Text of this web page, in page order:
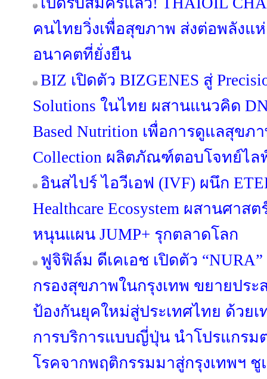
คนไทยวิ่งเพื่อสุขภาพ ส่งต่อพลังแ
อนาคตที่ยั่งยืน
BIZ เปิดตัว BIZGENES สู่
Solutions ในไทย ผสานแนวคิด
Based Nutrition เพื่อการดูแลสุขภ
Collection ผลิตภัณฑ์ตอบโจทย์ไล
อินสไปร์ ไอวีเอฟ (IVF) ผนึก
Healthcare Ecosystem ผสานศาสต
หนุนแผน JUMP+ รุกตลาดโลก
ฟูจิฟิล์ม ดีเคเอช เปิดตัว
กรองสุขภาพในกรุงเทพ ขยายปร
ป้องกันยุคใหม่สู่ประเทศไทย ด้วย
การบริการแบบญี่ปุ่น นำโปรแกรม
โรคจากพฤติกรรมมาสู่กรุงเทพฯ